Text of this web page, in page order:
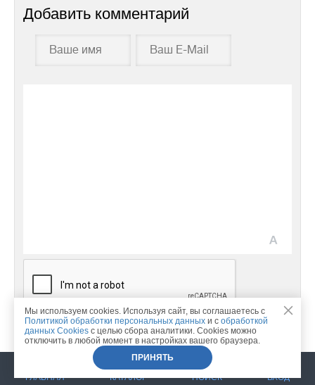
ГЛАВНАЯ КАТАЛОГ ПОИСК ВХОД
Добавить комментарий
Продолжая регистрацию, Вы подтверждаете свое
согласие сПравилами сайтаи даете согласие на
обработку персональных данных
Мы используем cookies. Используя сайт, вы соглашаетесь c
Политикой обработки персональных данных и с обработкой
данных Cookies с целью сбора аналитики. Cookies можно
отключить в любой момент в настройках вашего браузера.
ПРИНЯТЬ